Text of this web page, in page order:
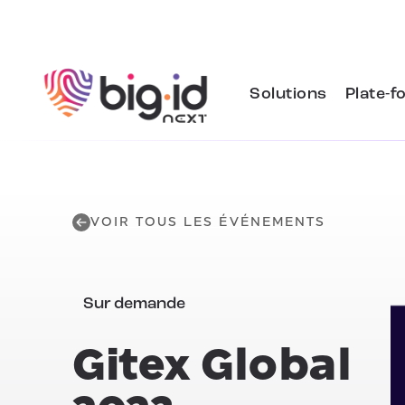
Solutions Plate-
VOIR TOUS LES ÉVÉNEMENTS
Sur demande
Gitex Global